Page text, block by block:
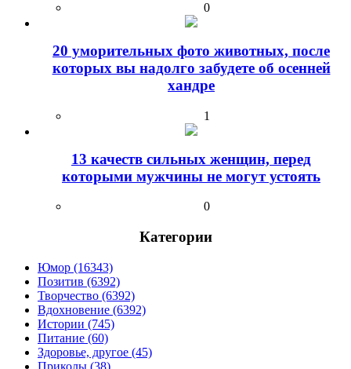
0
20 уморительных фото животных, после
которых вы надолго забудете об осенней
хандре
1
13 качеств сильных женщин, перед
которыми мужчины не могут устоять
0
Категории
Юмор (16343)
Позитив (6392)
Творчество (6392)
Вдохновение (6392)
Истории (745)
Питание (60)
Здоровье, другое (45)
Приколы (38)